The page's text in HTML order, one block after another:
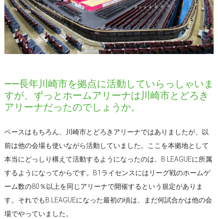
――長年川崎市を拠点に活動していらっしゃいま
すが、ずっとホームアリーナは川崎市とどろき
アリーナだったのでしょうか。
ベースはもちろん、川崎市とどろきアリーナではありましたが、以
前は他の会場も使いながら活動していました。ここを本拠地として
本当にどっしり構えて活動するようになったのは、B.LEAGUEに所属
するようになってからです。B1ライセンスにはリーグ戦のホームゲ
ーム数の80％以上を同じアリーナで開催するという規定がありま
す。それでもB.LEAGUEになった最初の頃は、まだ何試合かは他の会
場でやっていました。